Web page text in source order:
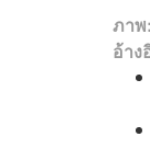
ภาพ:
อ้าง